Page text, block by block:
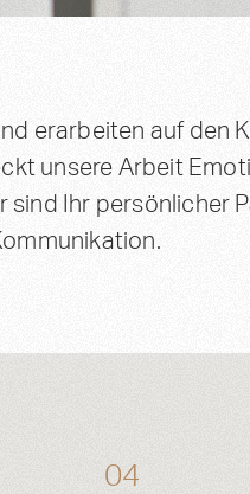
erarbeiten auf den
unsere Arbeit
sind Ihr persönlicher
04